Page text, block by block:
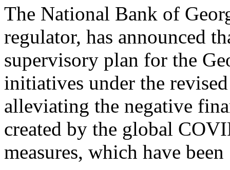
The National Bank of
regulator, has announced
supervisory plan for the
initiatives under the
alleviating the negative
created by the global
measures, which have